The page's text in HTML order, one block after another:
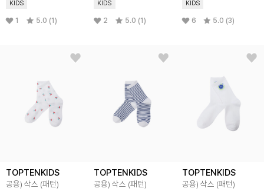
KIDS
1 5.0 (1)
KIDS
2 5.0 (1)
KIDS
6 5.0 (3)
TOPTENKIDS
공용) 삭스 (패턴)
TOPTENKIDS
공용) 삭스 (패턴)
TOPTENKIDS
공용) 삭스 (패턴)